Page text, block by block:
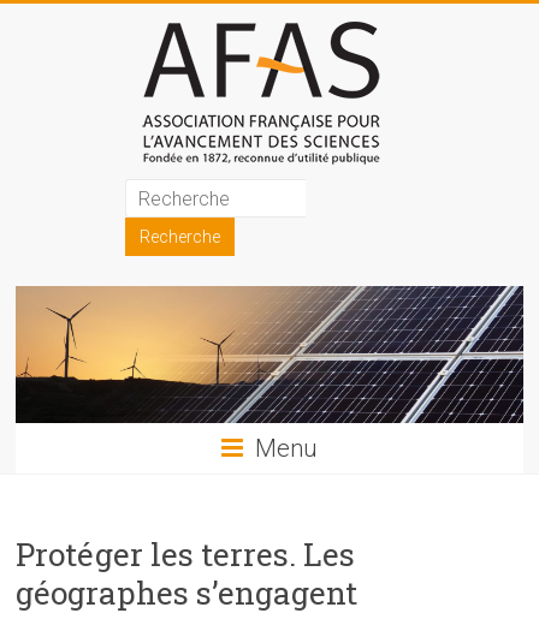
Association
française
pour
l'avancement
des
sciences
les
sciences
et
Menu
Protéger les terres. Les
géographes s’engagent